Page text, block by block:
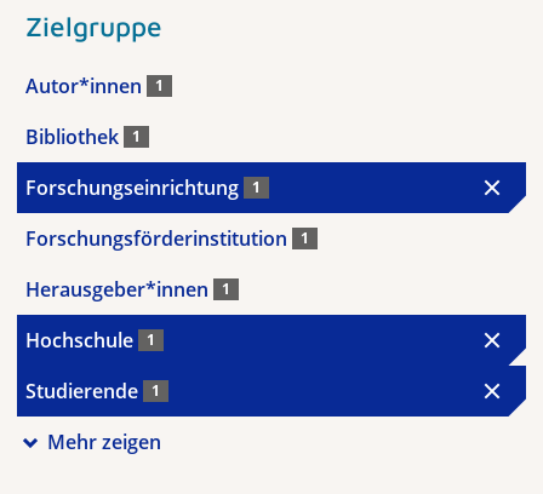
Zielgruppe
Autor*innen 1
Bibliothek 1
Forschungseinrichtung 1
Forschungsförderinstitution 1
Herausgeber*innen 1
Hochschule 1
Studierende 1
Mehr zeigen